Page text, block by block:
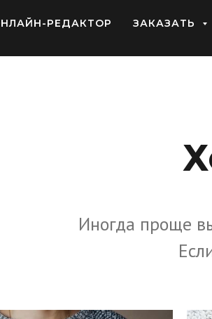
РЕДАКТОР ЗАКАЗАТЬ
Иногда проще